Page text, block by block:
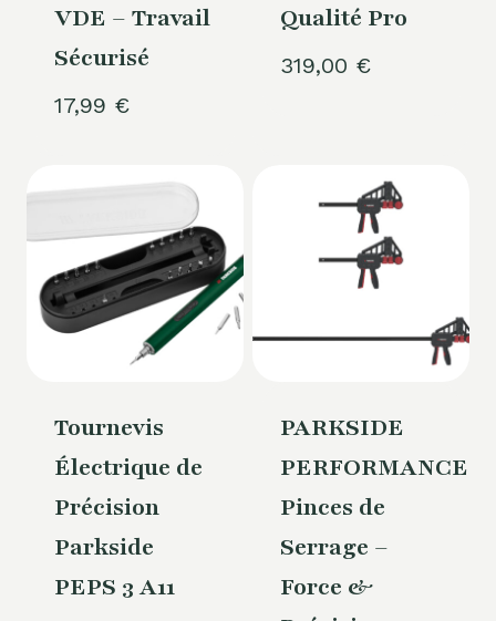
VDE – Travail
Sécurisé
17,99 €
Qualité Pro
319,00 €
Tournevis
Électrique de
Précision
Parkside
PEPS 3 A11
PARKSIDE
PERFORMANCE®
Pinces de
Serrage –
Force &